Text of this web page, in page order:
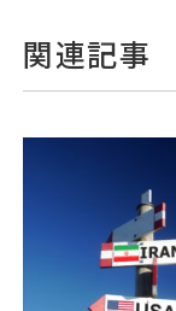
関連記事